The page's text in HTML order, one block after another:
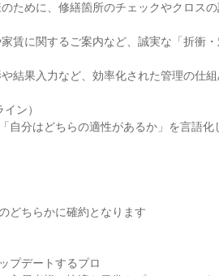
ために、修繕箇所のチェックやクロス
賃に関するご案内など、誠実な「折衝
結果入力など、効率化された管理の仕組
ン）
自分はどちらの適性があるか」を言語化
どちらかに確約となります
プデートするプロ